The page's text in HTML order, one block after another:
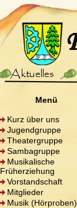
Menü
Kurz über uns
Jugendgruppe
Theatergruppe
Sambagruppe
Musikalische
Früherziehung
Vorstandschaft
Mitglieder
Musik (Hörproben)